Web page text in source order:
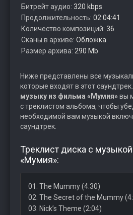
Битрейт аудио: 320 kbps
Продолжительность: 02:04:41
Количество композиций: 36
Сканы в архиве: Обложка
Размер архива: 290 Mb
Ниже представлены все
которые входят в этот
музыку из фильма «Мумия»вы
с треклистом альбома, чтобы
необходимой вам музыкой
саундтрек.
Треклист диска с
«Мумия»:
01. The Mummy (4:30)
02. The Secret of the Mummy
03. Nick’s Theme (2:04)